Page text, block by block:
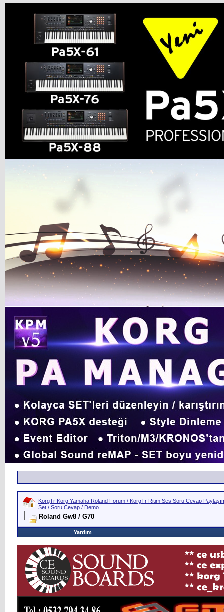
KorgTr Korg Yamaha Roland Forum / KorgTr Ritim Ses Soru Cevap
Set / Soru Cevap / Demo
Roland Gw8 / G70
Yardım